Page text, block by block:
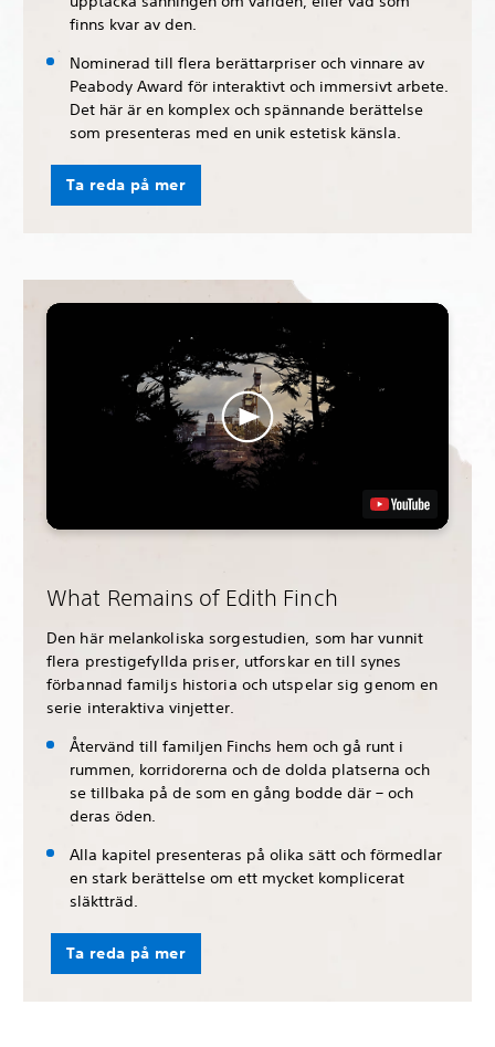
finns kvar av den.
Nominerad till flera berättarpriser och vinnare av
Peabody Award för interaktivt och immersivt arbete.
Det här är en komplex och spännande berättelse
som presenteras med en unik estetisk känsla.
Ta reda på mer
What Remains of Edith Finch
Den här melankoliska sorgestudien, som har vunnit
flera prestigefyllda priser, utforskar en till synes
förbannad familjs historia och utspelar sig genom en
serie interaktiva vinjetter.
Återvänd till familjen Finchs hem och gå runt i
rummen, korridorerna och de dolda platserna och
se tillbaka på de som en gång bodde där – och
deras öden.
Alla kapitel presenteras på olika sätt och förmedlar
en stark berättelse om ett mycket komplicerat
släktträd.
Ta reda på mer